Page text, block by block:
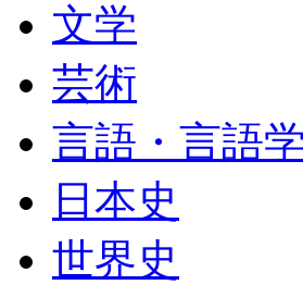
文学
芸術
言語・言語学
日本史
世界史